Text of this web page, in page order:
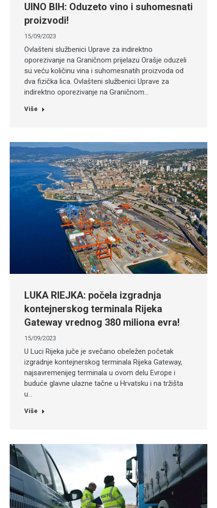
UINO BIH: Oduzeto vino i suhomesnati
proizvodi!
15/09/2023
Ovlašteni službenici Uprave za indirektno
oporezivanje na Graničnom prijelazu Orašje oduzeli
su veću količinu vina i suhomesnatih proizvoda od
dva fizička lica. Ovlašteni službenici Uprave za
indirektno oporezivanje na Graničnom…
Više
LUKA RIEJKA: počela izgradnja
kontejnerskog terminala Rijeka
Gateway vrednog 380 miliona evra!
15/09/2023
U Luci Rijeka juče je svečano obeležen početak
izgradnje kontejnerskog terminala Rijeka Gateway,
najsavremenijeg terminala u ovom delu Evrope i
buduće glavne ulazne tačne u Hrvatsku i na tržišta
u…
Više